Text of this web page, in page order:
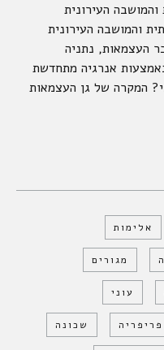
והמושבה העירונית
והמושבה העירונית
העצמאות, נתניה
אנרגיה מתחדשת
המקרה של גן העצמאות
אלימות
מגורים
עוני
פריפריה שכונה